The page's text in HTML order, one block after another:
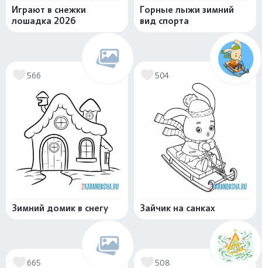
Играют в снежки
лошадка 2026
Горные лыжи зимний
вид спорта
566
Зимний домик в снегу
504
Зайчик на санках
665 508